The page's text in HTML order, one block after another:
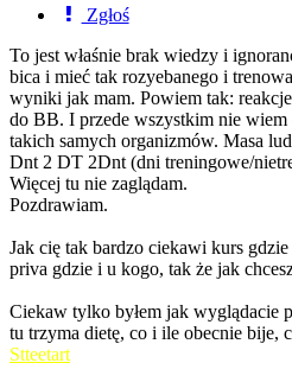
Zgłoś
To jest właśnie brak wiedzy i
bica i mieć tak rozyebanego i
wyniki jak mam. Powiem tak:
do BB. I przede wszystkim nie
takich samych organizmów. Masa
Dnt 2 DT 2Dnt (dni treningowe/
Więcej tu nie zaglądam.
Pozdrawiam.
Jak cię tak bardzo ciekawi kurs gdzie
priva gdzie i u kogo, tak że jak
Ciekaw tylko byłem jak wyglądacie
tu trzyma dietę, co i ile obecnie bije,
Stteetart